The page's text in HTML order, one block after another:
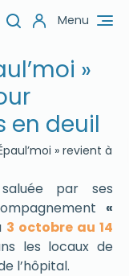
Menu
»
en deuil
» revient à
par ses
«
3 octobre au 14
les locaux de
l’hôpital.